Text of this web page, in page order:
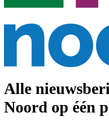
Alle
Noord op één